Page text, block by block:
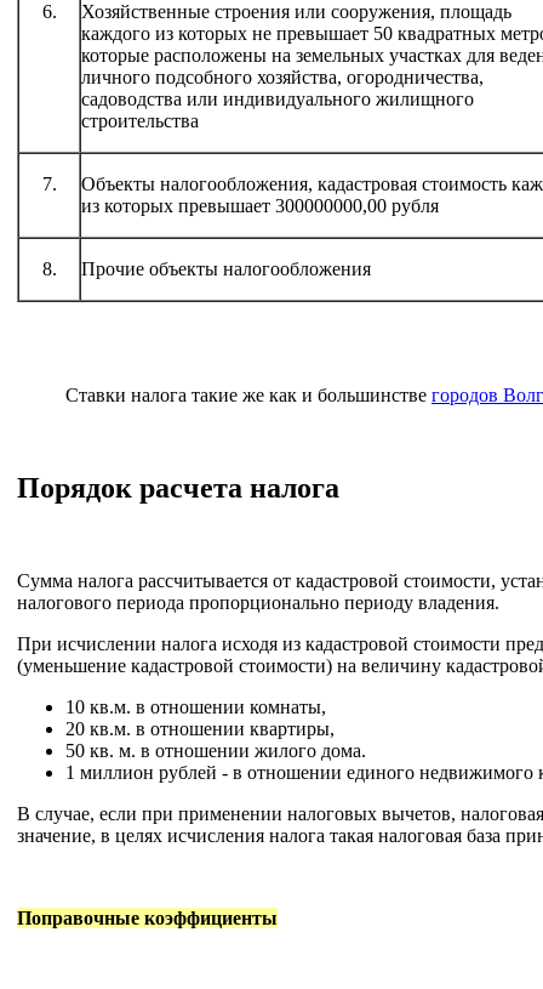
6.
Хозяйственные строения или сооружения, площадь
каждого из которых не превышает 50 квадратных
которые расположены на земельных участках для
личного подсобного хозяйства, огородничества,
садоводства или индивидуального жилищного
строительства
7.
Объекты налогообложения, кадастровая стоимость
из которых превышает 300000000,00 рубля
8. Прочие объекты налогообложения
Ставки налога такие же как и большинстве городов
Порядок расчета налога
Сумма налога рассчитывается от кадастровой стоимости,
налогового периода пропорционально периоду владения.
При исчислении налога исходя из кадастровой стоимости
(уменьшение кадастровой стоимости) на величину
10 кв.м. в отношении комнаты,
20 кв.м. в отношении квартиры,
50 кв. м. в отношении жилого дома.
1 миллион рублей - в отношении единого
В случае, если при применении налоговых вычетов,
значение, в целях исчисления налога такая налоговая база
Поправочные коэффициенты